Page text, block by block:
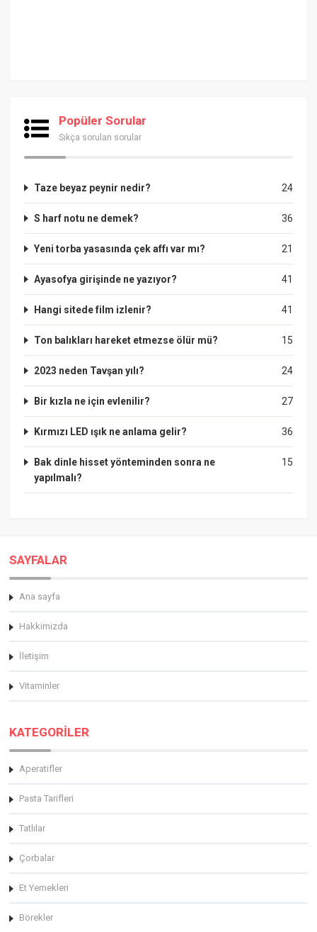
Popüler Sorular
Sıkça sorulan sorular
24
Taze beyaz peynir nedir?
36
S harf notu ne demek?
21
Yeni torba yasasında çek affı var mı?
41
Ayasofya girişinde ne yazıyor?
41
Hangi sitede film izlenir?
15
Ton balıkları hareket etmezse ölür mü?
24
2023 neden Tavşan yılı?
27
Bir kızla ne için evlenilir?
36
Kırmızı LED ışık ne anlama gelir?
15
Bak dinle hisset yönteminden sonra ne
yapılmalı?
SAYFALAR
Ana sayfa
Hakkimizda
İletişim
Vitaminler
KATEGORİLER
Aperatifler
Pasta Tarifleri
Tatlılar
Çorbalar
Et Yemekleri
Börekler